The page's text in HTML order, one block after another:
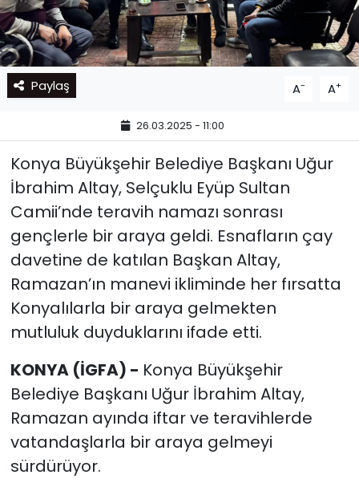
Paylaş A- A+
26.03.2025 - 11:00
Konya Büyükşehir Belediye Başkanı Uğur
İbrahim Altay, Selçuklu Eyüp Sultan
Camii’nde teravih namazı sonrası
gençlerle bir araya geldi. Esnafların çay
davetine de katılan Başkan Altay,
Ramazan’ın manevi ikliminde her fırsatta
Konyalılarla bir araya gelmekten
mutluluk duyduklarını ifade etti.
KONYA (İGFA) - Konya Büyükşehir
Belediye Başkanı Uğur İbrahim Altay,
Ramazan ayında iftar ve teravihlerde
vatandaşlarla bir araya gelmeyi
sürdürüyor.